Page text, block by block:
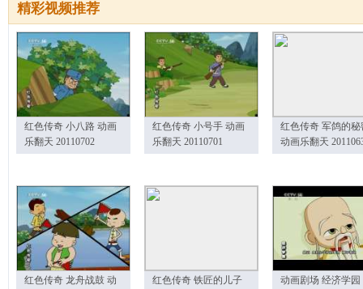
精彩视频推荐
红色传奇 小八路 动画
乐翻天 20110702
红色传奇 小号手 动画
乐翻天 20110701
红色传奇 军鸽的秘
动画乐翻天
红色传奇 龙舟战鼓 动
红色传奇 铁匠的儿子
动画剧场 经济学园